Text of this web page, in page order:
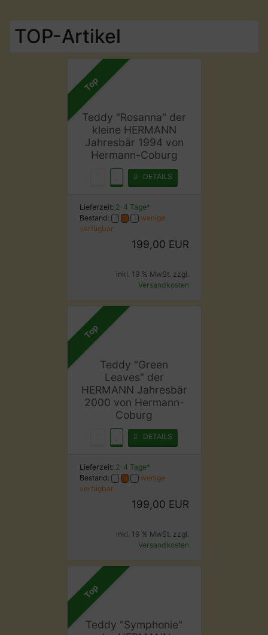
TOP-Artikel
Top
Teddy "Rosanna" der
kleine HERMANN
Jahresbär 1994 von
Hermann-Coburg
DETAILS
Lieferzeit: 2-4 Tage*
Bestand:
wenige
verfügbar
199,00 EUR
inkl. 19 % MwSt. zzgl.
Versandkosten
Top
Teddy "Green
Leaves" der
HERMANN Jahresbär
2000 von Hermann-
Coburg
DETAILS
Lieferzeit: 2-4 Tage*
Bestand:
wenige
verfügbar
199,00 EUR
inkl. 19 % MwSt. zzgl.
Versandkosten
Top
Teddy "Symphonie"